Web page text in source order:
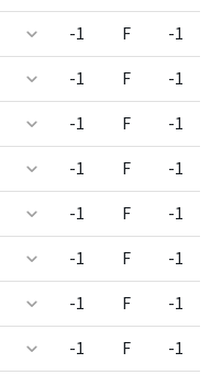
-1 F -1
-1 F -1
-1 F -1
-1 F -1
-1 F -1
-1 F -1
-1 F -1
-1 F -1